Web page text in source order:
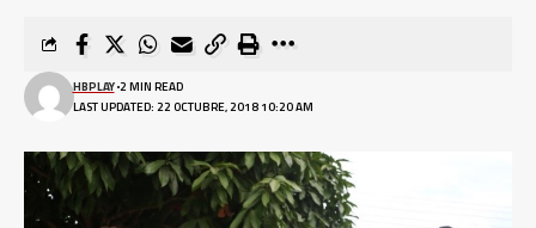
LAST UPDATED: 22 OCTUBRE, 2018 10:20 AM
HBPLAY 2 MIN READ